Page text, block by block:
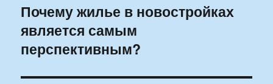
Следующая
запись:
Почему жилье в новостройках
является самым
перспективным?